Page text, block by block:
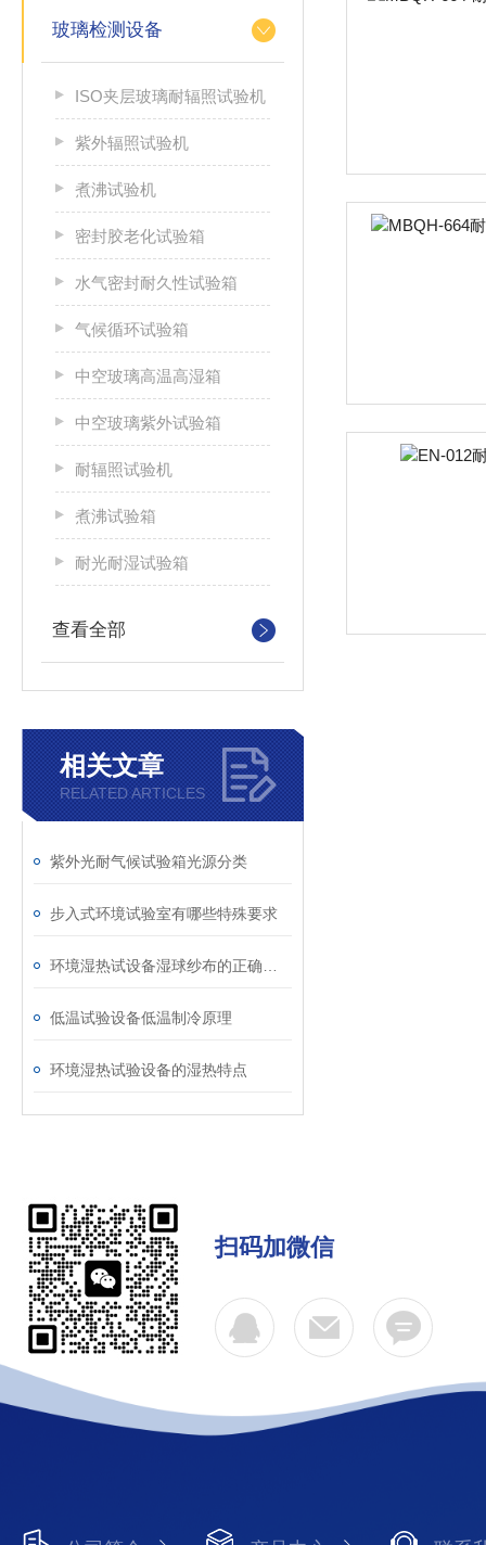
玻璃检测设备
ISO夹层玻璃耐辐照试验机
紫外辐照试验机
煮沸试验机
密封胶老化试验箱
水气密封耐久性试验箱
气候循环试验箱
中空玻璃高温高湿箱
中空玻璃紫外试验箱
耐辐照试验机
煮沸试验箱
耐光耐湿试验箱
查看全部
相关文章
RELATED ARTICLES
紫外光耐气候试验箱光源分类
步入式环境试验室有哪些特殊要求
低温试验设备低温制冷原理
环境湿热试验设备的湿热特点
扫码加微信